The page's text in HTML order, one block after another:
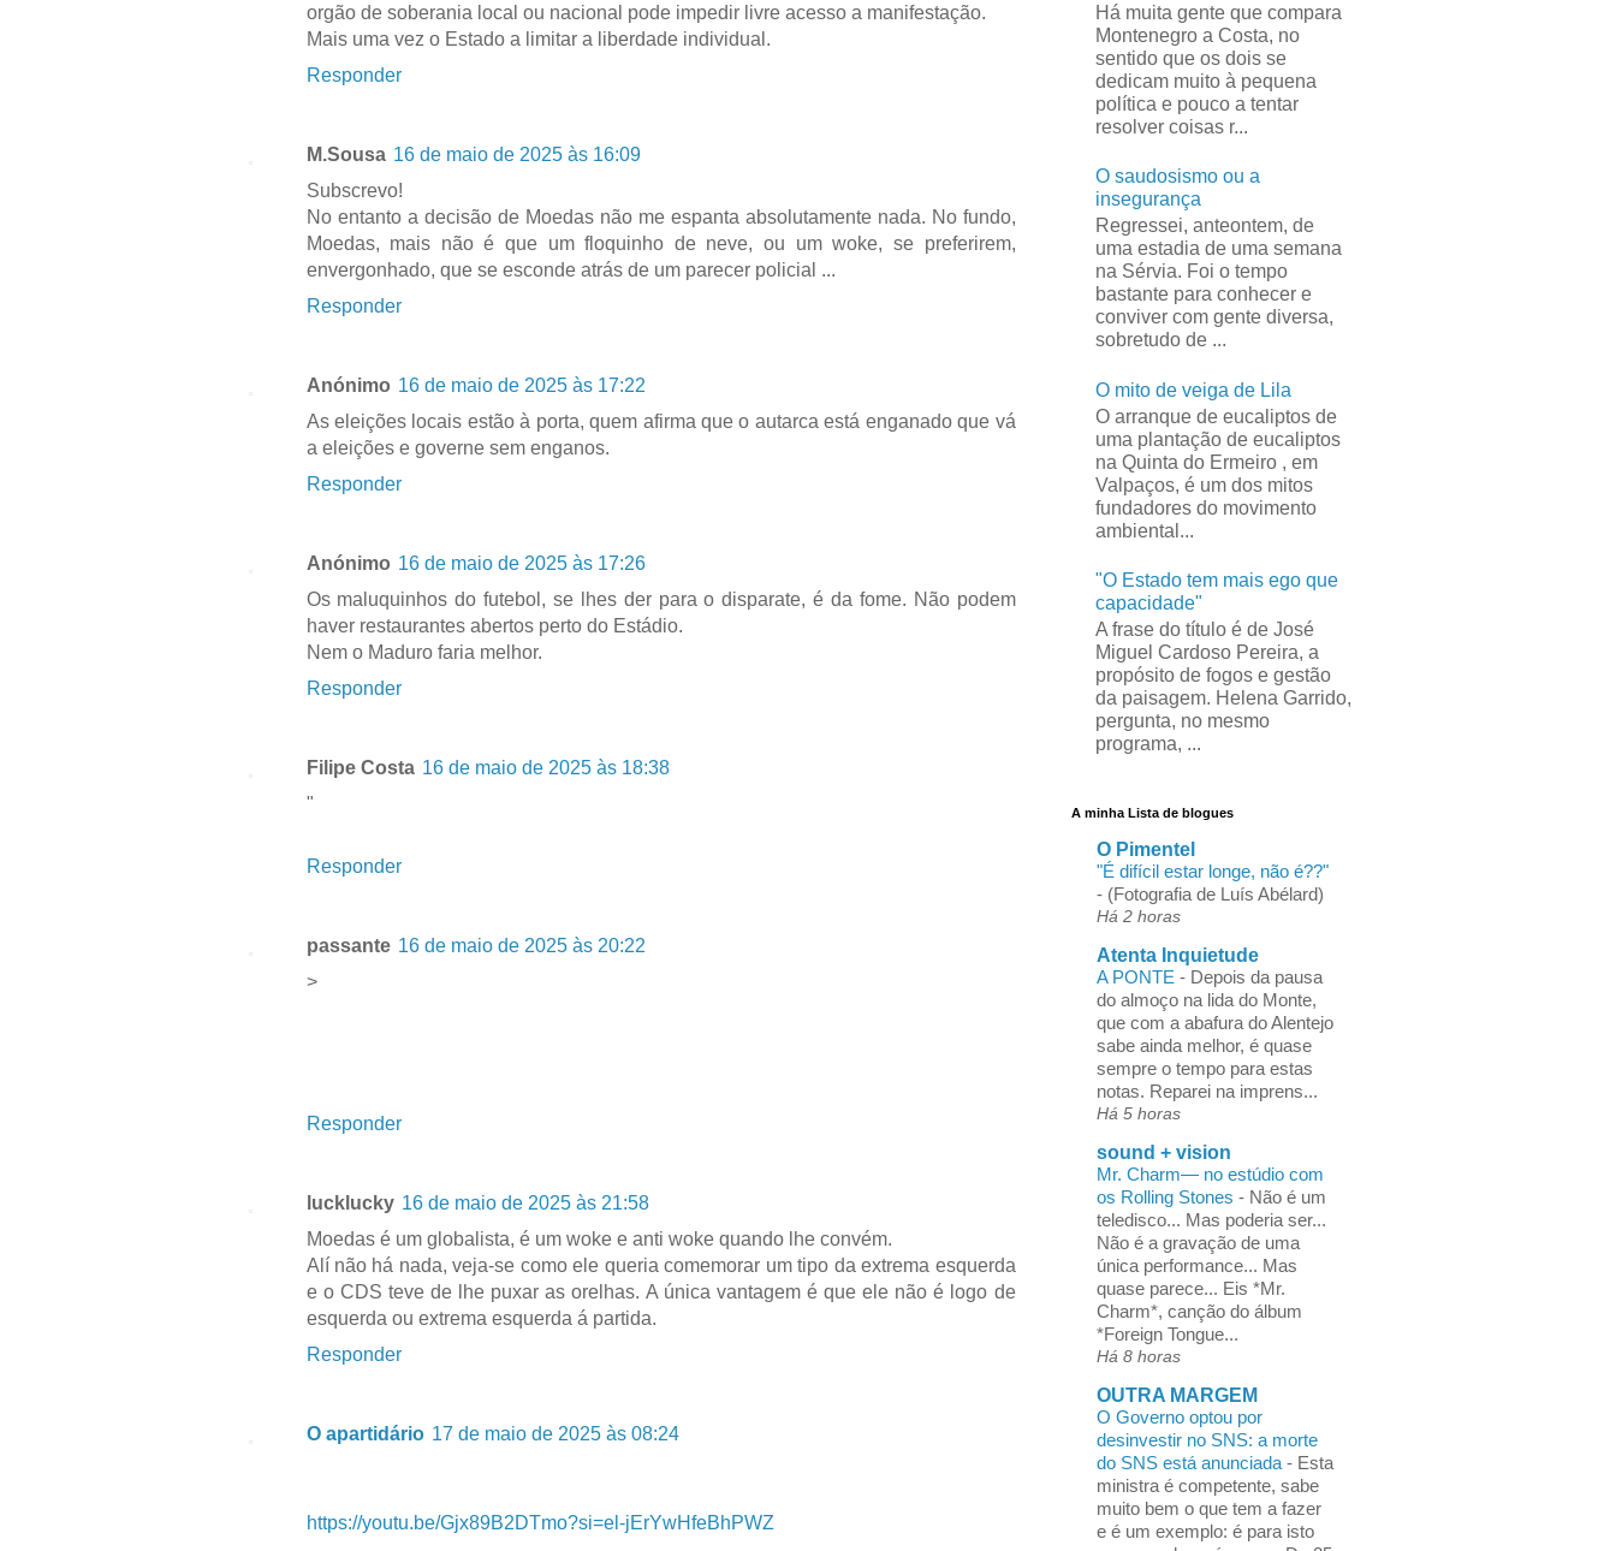
orgão de soberania local ou nacional pode impedir livre acesso a manifestação.
Mais uma vez o Estado a limitar a liberdade individual.
Responder
M.Sousa 16 de maio de 2025 às 16:09
Subscrevo!
No entanto a decisão de Moedas não me espanta absolutamente nada. No fundo,
Moedas, mais não é que um floquinho de neve, ou um woke, se preferirem,
envergonhado, que se esconde atrás de um parecer policial ...
Responder
Anónimo 16 de maio de 2025 às 17:22
As eleições locais estão à porta, quem afirma que o autarca está enganado que vá
a eleições e governe sem enganos.
Responder
Anónimo 16 de maio de 2025 às 17:26
Os maluquinhos do futebol, se lhes der para o disparate, é da fome. Não podem
haver restaurantes abertos perto do Estádio.
Nem o Maduro faria melhor.
Responder
Filipe Costa 16 de maio de 2025 às 18:38
"
Responder
passante 16 de maio de 2025 às 20:22
>
Responder
lucklucky 16 de maio de 2025 às 21:58
Moedas é um globalista, é um woke e anti woke quando lhe convém.
Alí não há nada, veja-se como ele queria comemorar um tipo da extrema esquerda
e o CDS teve de lhe puxar as orelhas. A única vantagem é que ele não é logo de
esquerda ou extrema esquerda á partida.
Responder
O apartidário 17 de maio de 2025 às 08:24
https://youtu.be/Gjx89B2DTmo?si=el-jErYwHfeBhPWZ
Há muita gente que compara
Montenegro a Costa, no
sentido que os dois se
dedicam muito à pequena
política e pouco a tentar
resolver coisas r...
O saudosismo ou a
insegurança
Regressei, anteontem, de
uma estadia de uma semana
na Sérvia. Foi o tempo
bastante para conhecer e
conviver com gente diversa,
sobretudo de ...
O mito de veiga de Lila
O arranque de eucaliptos de
uma plantação de eucaliptos
na Quinta do Ermeiro , em
Valpaços, é um dos mitos
fundadores do movimento
ambiental...
"O Estado tem mais ego que
capacidade"
A frase do título é de José
Miguel Cardoso Pereira, a
propósito de fogos e gestão
da paisagem. Helena Garrido,
pergunta, no mesmo
programa, ...
A minha Lista de blogues
O Pimentel
"É difícil estar longe, não é??"
- (Fotografia de Luís Abélard)
Há 2 horas
Atenta Inquietude
A PONTE - Depois da pausa
do almoço na lida do Monte,
que com a abafura do Alentejo
sabe ainda melhor, é quase
sempre o tempo para estas
notas. Reparei na imprens...
Há 5 horas
sound + vision
Mr. Charm— no estúdio com
os Rolling Stones - Não é um
teledisco... Mas poderia ser...
Não é a gravação de uma
única performance... Mas
quase parece... Eis *Mr.
Charm*, canção do álbum
*Foreign Tongue...
Há 8 horas
OUTRA MARGEM
O Governo optou por
desinvestir no SNS: a morte
do SNS está anunciada - Esta
ministra é competente, sabe
muito bem o que tem a fazer
e é um exemplo: é para isto